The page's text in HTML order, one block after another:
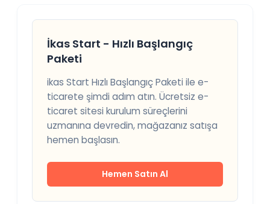
İkas Start - Hızlı Başlangıç
Paketi
ikas Start Hızlı Başlangıç Paketi ile e-
ticarete şimdi adım atın. Ücretsiz e-
ticaret sitesi kurulum süreçlerini
uzmanına devredin, mağazanız satışa
hemen başlasın.
Hemen Satın Al